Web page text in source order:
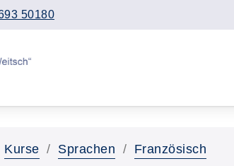
50180
Kurse Sprachen Französisch